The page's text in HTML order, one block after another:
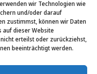
wir Technologien wie
und/oder darauf
zustimmst, können wir Daten
auf dieser Website
erteilst oder zurückziehst,
beeinträchtigt werden.
GbR